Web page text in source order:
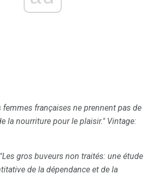
femmes françaises ne prennent pas de
la nourriture pour le plaisir." Vintage:
"Les gros buveurs non traités: une étude
de la dépendance et de la